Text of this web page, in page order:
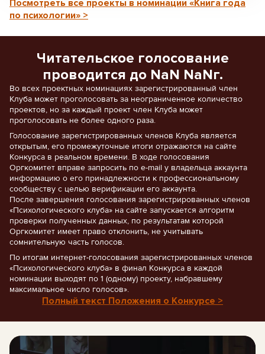
Посмотреть все проекты в номинации «Книга года
по психологии» >
Читательское голосование
проводится до NaN NaNг.
Во всех проектных номинациях зарегистрированный член
Клуба может проголосовать за неограниченное количество
проектов, но за каждый проект член Клуба может
проголосовать не более одного раза.
Голосование зарегистрированных членов Клуба является
открытым, его промежуточные итоги отражаются на сайте
Конкурса в реальном времени. В ходе голосования
Оргкомитет вправе запросить по e-mail у владельца аккаунта
информацию о его принадлежности к профессиональному
сообществу с целью верификации его аккаунта.
После завершения голосования зарегистрированных членов
«Психологического клуба» на сайте запускается алгоритм
проверки полученных данных, по результатам которой
Оргкомитет имеет право отклонить, не учитывать
сомнительную часть голосов.
По итогам интернет-голосования зарегистрированных членов
«Психологического клуба» в финал Конкурса в каждой
номинации выходят по 1 (одному) проекту, набравшему
максимальное число голосов».
Полный текст Положения о Конкурсе >